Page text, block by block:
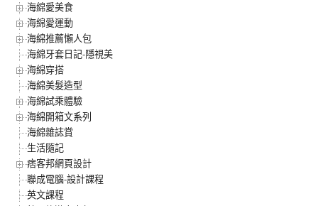
海綿愛美食
海綿愛運動
海綿推薦懶人包
海綿牙套日記-隱視美
海綿穿搭
海綿美髮造型
海綿試乘體驗
海綿開箱文系列
海綿雜誌賞
生活隨記
痞客邦網頁設計
聯成電腦-設計課程
英文課程